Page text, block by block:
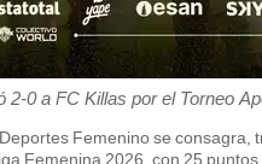
2-0 a FC Killas por el Torneo
Femenino se consagra,
Femenina 2026, con 25